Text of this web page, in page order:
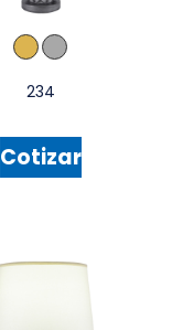
234
Cotizar